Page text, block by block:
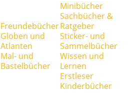
Freundebücher
Globen und
Atlanten
Mal- und
Bastelbücher
Minibücher
Sachbücher &
Ratgeber
Sticker- und
Sammelbücher
Wissen und
Lernen
Erstleser
Kinderbücher